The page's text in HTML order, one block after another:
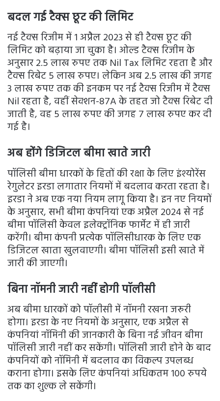
बदल गई टैक्स छूट की लिमिट
नई टैक्स रिजीम में 1 अप्रैल 2023 से ही टैक्स छूट की
लिमिट को बढ़ाया जा चुका है। ओल्ड टैक्स रिजीम के
अनुसार 2.5 लाख रुपए तक Nil Tax लिमिट रहता है और
टैक्स रिबेट 5 लाख रुपए। लेकिन अब 2.5 लाख की जगह
3 लाख रुपए तक की इनकम पर नई टैक्स रिजीम में टैक्स
Nil रहता है, वहीं सेक्शन-87A के तहत जो टैक्स रिबेट दी
जाती है, वह 5 लाख रुपए की जगह 7 लाख रुपए कर दी
गई है।
अब होंगे डिजिटल बीमा खाते जारी
पॉलिसी बीमा धारकों के हितों की रक्षा के लिए इंश्योरेंस
रेगुलेटर इरडा लगातार नियमों में बदलाव करता रहता है।
इरडा ने अब एक नया नियम लागू किया है। इन नए नियमों
के अनुसार, सभी बीमा कंपनियां एक अप्रैल 2024 से नई
बीमा पॉलिसी केवल इलेक्ट्रॉनिक फार्मेट में ही जारी
करेंगी। बीमा कंपनी प्रत्येक पॉलिसीधारक के लिए एक
डिजिटल खाता खुलवाएगी। बीमा पॉलिसी इसी खाते में
जारी की जाएगी।
बिना नॉमनी जारी नहीं होगी पॉलीसी
अब बीमा धारकों को पॉलीसी में नॉमनी रखना जरूरी
होगा। इरडा के नए नियमों के अनुसार, एक अप्रैल से
कंपनियां नॉमिनी की जानकारी के बिना नई जीवन बीमा
पॉलिसी जारी नहीं कर सकेंगी। पॉलिसी जारी होने के बाद
कंपनियों को नॉमिनी में बदलाव का विकल्प उपलब्ध
कराना होगा। इसके लिए कंपनियां अधिकतम 100 रुपये
तक का शुल्क ले सकेंगी।